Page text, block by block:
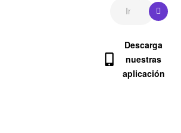
Descarga
nuestras
aplicación